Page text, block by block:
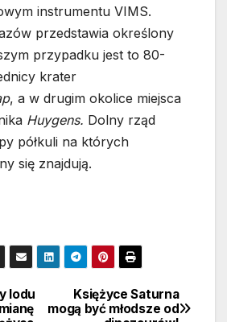
instrumentu VIMS.
przedstawia określony
przypadku jest to 80-
krater
, a w drugim okolice miejsca
Huygens. Dolny rząd
półkuli na których
się znajdują.
Księżyce Saturna
mogą być młodsze od
lodu